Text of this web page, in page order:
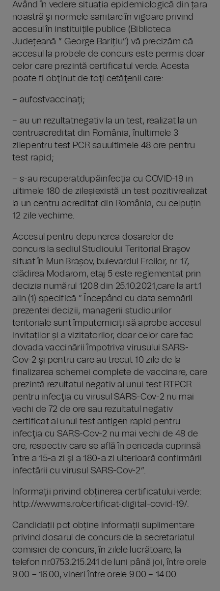
Având în vedere situația epidemiologică din țara
noastră şi normele sanitare în vigoare privind
accesul în instituițile publice (Biblioteca
Județeană ” George Barițiu”) vă precizăm că
accesul la probele de concurs este permis doar
celor care prezintă certificatul verde. Acesta
poate fi obţinut de toţi cetăţenii care:
– aufostvaccinați;
– au un rezultatnegativ la un test, realizat la un
centruacreditat din România, înultimele 3
zilepentru test PCR sauultimele 48 ore pentru
test rapid;
– s-au recuperatdupăinfecția cu COVID-19 in
ultimele 180 de zileșiexistă un test pozitivrealizat
la un centru acreditat din România, cu celpuțin
12 zile vechime.
Accesul pentru depunerea dosarelor de
concurs la sediul Studioului Teritorial Braşov
situat în Mun.Brașov, bulevardul Eroilor, nr. 17,
clădirea Modarom, etaj 5 este reglementat prin
decizia numărul 1208 din 25.10.2021,care la art.1
alin.(1) specifică ” Începând cu data semnării
prezentei decizii, managerii studiourilor
teritoriale sunt împuterniciți să aprobe accesul
invitaților și a vizitatorilor, doar celor care fac
dovada vaccinării împotriva virusului SARS-
Cov-2 şi pentru care au trecut 10 zile de la
finalizarea schemei complete de vaccinare, care
prezintă rezultatul negativ al unui test RTPCR
pentru infecţia cu virusul SARS-Cov-2 nu mai
vechi de 72 de ore sau rezultatul negativ
certificat al unui test antigen rapid pentru
infecţia cu SARS-Cov-2 nu mai vechi de 48 de
ore, respectiv care se află în perioada cuprinsă
între a 15-a zi şi a 180-a zi ulterioară confirmării
infectării cu virusul SARS-Cov-2”.
Informații privind obținerea certificatului verde:
http://www.ms.ro/certificat-digital-covid-19/.
Candidații pot obține informații suplimentare
privind dosarul de concurs de la secretariatul
comisiei de concurs, în zilele lucrătoare, la
telefon nr.0753.215.241 de luni până joi, între orele
9.00 – 16.00, vineri între orele 9.00 – 14.00.